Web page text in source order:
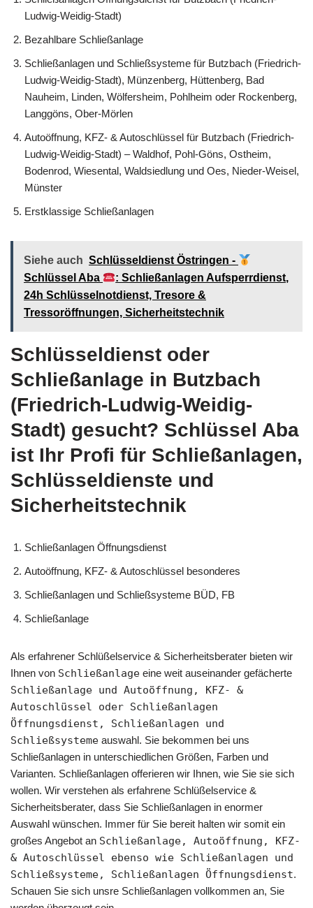
Ludwig-Weidig-Stadt)
Bezahlbare Schließanlage
Schließanlagen und Schließsysteme für Butzbach (Friedrich-
Ludwig-Weidig-Stadt), Münzenberg, Hüttenberg, Bad
Nauheim, Linden, Wölfersheim, Pohlheim oder Rockenberg,
Langgöns, Ober-Mörlen
Autoöffnung, KFZ- & Autoschlüssel für Butzbach (Friedrich-
Ludwig-Weidig-Stadt) – Waldhof, Pohl-Göns, Ostheim,
Bodenrod, Wiesental, Waldsiedlung und Oes, Nieder-Weisel,
Münster
Erstklassige Schließanlagen
Siehe auch Schlüsseldienst Östringen -
Schlüssel Aba
: Schließanlagen Aufsperrdienst,
24h Schlüsselnotdienst, Tresore &
Tressoröffnungen, Sicherheitstechnik
Schlüsseldienst oder
Schließanlage in Butzbach
(Friedrich-Ludwig-Weidig-
Stadt) gesucht? Schlüssel Aba
ist Ihr Profi für Schließanlagen,
Schlüsseldienste und
Sicherheitstechnik
Schließanlagen Öffnungsdienst
Autoöffnung, KFZ- & Autoschlüssel besonderes
Schließanlagen und Schließsysteme BÜD, FB
Schließanlage
Als erfahrener Schlüßelservice & Sicherheitsberater bieten wir
Ihnen von Schließanlage eine weit auseinander gefächerte
Schließanlage und Autoöffnung, KFZ- &
Autoschlüssel oder Schließanlagen
Öffnungsdienst, Schließanlagen und
Schließsysteme auswahl. Sie bekommen bei uns
Schließanlagen in unterschiedlichen Größen, Farben und
Varianten. Schließanlagen offerieren wir Ihnen, wie Sie sie sich
wollen. Wir verstehen als erfahrene Schlüßelservice &
Sicherheitsberater, dass Sie Schließanlagen in enormer
Auswahl wünschen. Immer für Sie bereit halten wir somit ein
großes Angebot an Schließanlage, Autoöffnung, KFZ-
& Autoschlüssel ebenso wie Schließanlagen und
Schließsysteme, Schließanlagen Öffnungsdienst.
Schauen Sie sich unsre Schließanlagen vollkommen an, Sie